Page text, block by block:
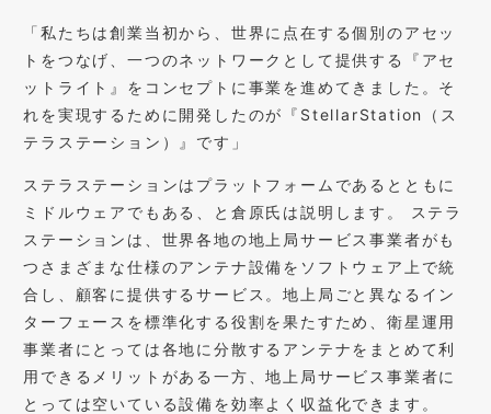
「私たちは創業当初から、世界に点在する個別のアセッ
トをつなげ、一つのネットワークとして提供する『アセ
ットライト』をコンセプトに事業を進めてきました。そ
れを実現するために開発したのが『StellarStation（ス
テラステーション）』です」
ステラステーションはプラットフォームであるとともに
ミドルウェアでもある、と倉原氏は説明します。 ステラ
ステーションは、世界各地の地上局サービス事業者がも
つさまざまな仕様のアンテナ設備をソフトウェア上で統
合し、顧客に提供するサービス。地上局ごと異なるイン
ターフェースを標準化する役割を果たすため、衛星運用
事業者にとっては各地に分散するアンテナをまとめて利
用できるメリットがある一方、地上局サービス事業者に
とっては空いている設備を効率よく収益化できます。